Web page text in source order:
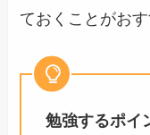
ておくことがお
勉強するポイ